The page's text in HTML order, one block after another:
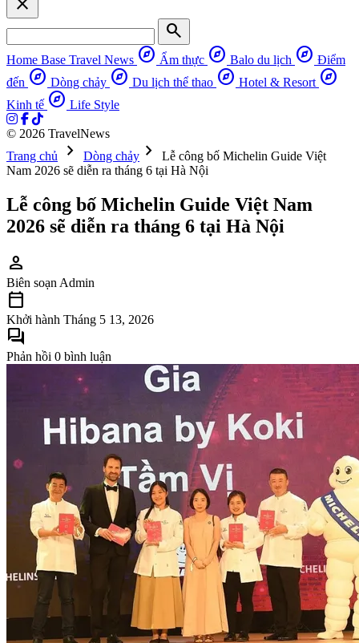
search
Home Base Travel News explore Ẩm thực explore Balo du lịch explore Điểm
đến explore Dòng chảy explore Du lịch thể thao explore Hotel & Resort explore
Kinh tế explore Life Style
© 2026 TravelNews
Trang chủ
chevron_right Dòng chảy chevron_right
Lễ công bố Michelin Guide Việt
Nam 2026 sẽ diễn ra tháng 6 tại Hà Nội
Lễ công bố Michelin Guide Việt Nam
2026 sẽ diễn ra tháng 6 tại Hà Nội
person
Biên soạn Admin
calendar_today
Khởi hành Tháng 5 13, 2026
forum
Phản hồi 0 bình luận